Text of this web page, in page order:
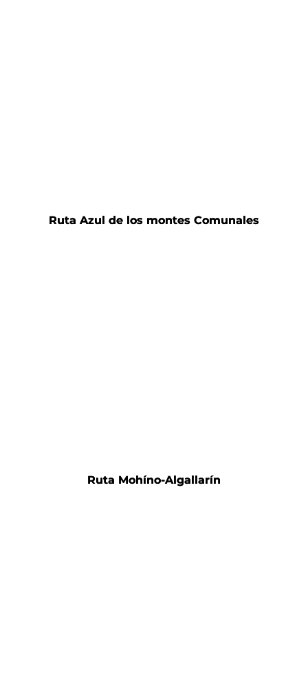
Ruta Azul de los montes Comunales
Ruta Mohíno-Algallarín